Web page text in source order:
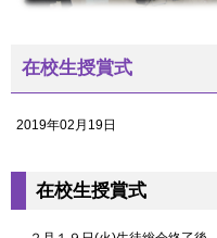
在校生授賞式
2019年02月19日
在校生授賞式